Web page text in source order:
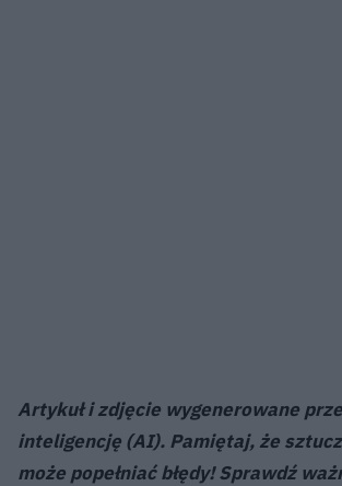
Artykuł i zdjęcie wygenerowane
inteligencję (AI). Pamiętaj, że
może popełniać błędy! Sprawdź